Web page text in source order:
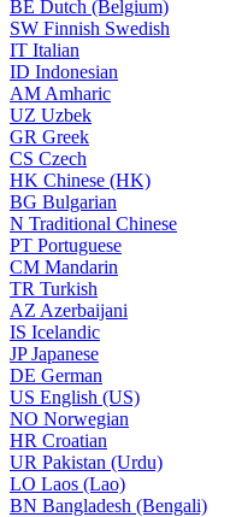
BE Dutch (Belgium)
SW Finnish Swedish
IT Italian
ID Indonesian
AM Amharic
UZ Uzbek
GR Greek
CS Czech
HK Chinese (HK)
BG Bulgarian
N Traditional Chinese
PT Portuguese
CM Mandarin
TR Turkish
AZ Azerbaijani
IS Icelandic
JPJapanese
DE German
US English (US)
NO Norwegian
HR Croatian
UR Pakistan (Urdu)
LO Laos (Lao)
BN Bangladesh (Bengali)